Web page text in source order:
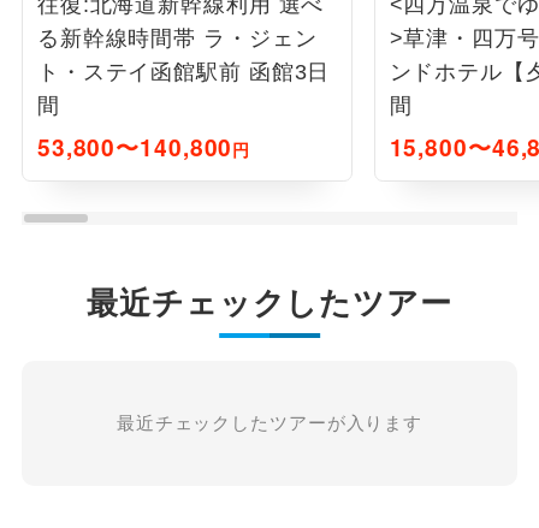
往復:北海道新幹線利用 選べ
る新幹線時間帯 ラ・ジェン
ト・ステイ函館駅前 函館3日
間
53,800〜140,800円
<四万温泉で
>草津・四万号利用
ンドホテル【
間
15,800〜
最近チェックしたツアー
最近チェックしたツアーが入ります